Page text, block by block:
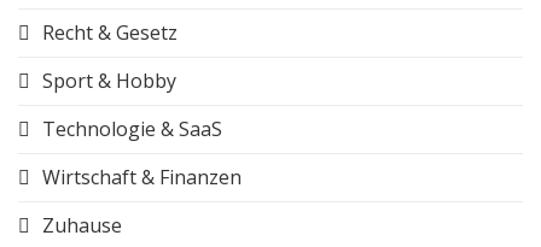
Recht & Gesetz
Sport & Hobby
Technologie & SaaS
Wirtschaft & Finanzen
Zuhause